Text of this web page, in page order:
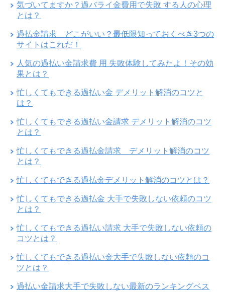
気づいてますか？過バライ金費用で失敗 する人の心理
とは？
過払金請求 どこがいい？最低限知っておくべき3つの
サイトはこれだ！
人気の過払い金請求費 用 失敗体験してみたよ！その効
果とは？
忙しくてもできる過払い金 デメリット解消のコツと
は？
忙しくてもできる過払い金請求 デメリット解消のコツ
とは？
忙しくてもできる過払金請求 デメリット解消のコツ
とは？
忙しくてもできる過払金デメリット解消のコツとは？
忙しくてもできる過払金 大手で失敗しない依頼のコツ
とは？
忙しくてもできる過払い請求 大手で失敗しない依頼の
コツとは？
忙しくてもできる過払い金大手で失敗しない依頼のコ
ツとは？
過払い金請求大手で失敗しない最新のランキングベス